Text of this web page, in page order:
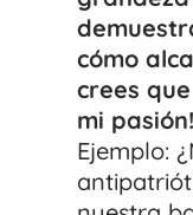
cómo
crees
mi pasión!
Ejemplo: